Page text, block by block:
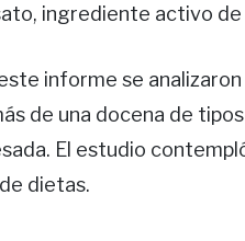
ingrediente activo de
informe se
de una docena de
El estudio
dietas.